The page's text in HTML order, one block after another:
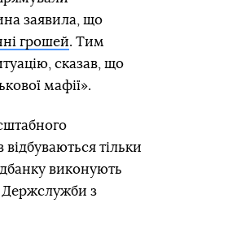
заявила, що
грошей. Тим
сказав, що
мафії».
тільки
виконують
Держслужби з